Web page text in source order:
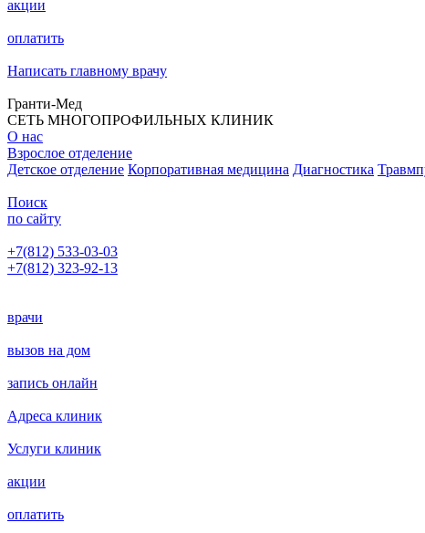
акции
оплатить
Написать главному врачу
Гранти-Мед
СЕТЬ МНОГОПРОФИЛЬНЫХ КЛИНИК
О нас
Взрослое отделение
Детское отделение Корпоративная медицина Диагностика
Поиск
по сайту
+7(812) 533-03-03
+7(812) 323-92-13
врачи
вызов на дом
запись онлайн
Адреса клиник
Услуги клиник
акции
оплатить